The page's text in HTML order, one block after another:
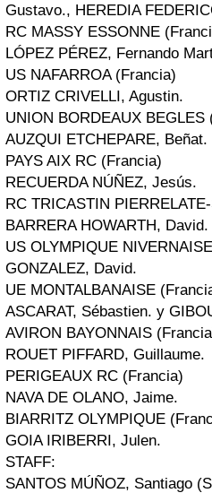
Gustavo., HEREDIA
RC MASSY ESSONNE
LÓPEZ PÉREZ, Fernando
US NAFARROA (Francia)
ORTIZ CRIVELLI, Agustin.
UNION BORDEAUX BEGLES
AUZQUI ETCHEPARE, Beñat.
PAYS AIX RC (Francia)
RECUERDA NÚÑEZ, Jesús.
RC TRICASTIN
BARRERA HOWARTH, David.
US OLYMPIQUE
GONZALEZ, David.
UE MONTALBANAISE
ASCARAT, Sébastien. y
AVIRON BAYONNAIS
ROUET PIFFARD, Guillaume.
PERIGEAUX RC (Francia)
NAVA DE OLANO, Jaime.
BIARRITZ OLYMPIQUE
GOIA IRIBERRI, Julen.
STAFF:
SANTOS MÚÑOZ, Santiago